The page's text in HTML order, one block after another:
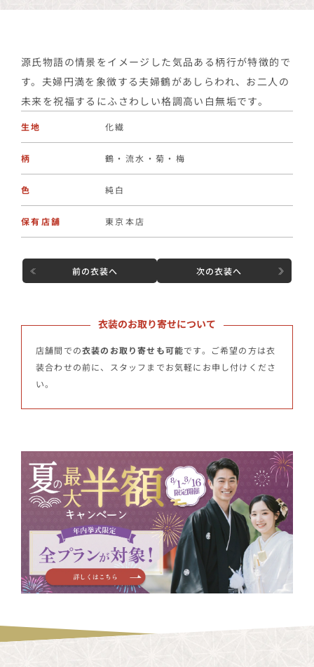
源氏物語の情景をイメージした気品ある柄行が特徴的で
す。夫婦円満を象徴する夫婦鶴があしらわれ、お二人の
未来を祝福するにふさわしい格調高い白無垢です。
生地 化繊
柄 鶴・流水・菊・梅
色 純白
保有店舗 東京本店
前の衣装へ 次の衣装へ
衣装のお取り寄せについて
店舗間での衣装のお取り寄せも可能です。ご希望の方は衣
装合わせの前に、スタッフまでお気軽にお申し付けくださ
い。